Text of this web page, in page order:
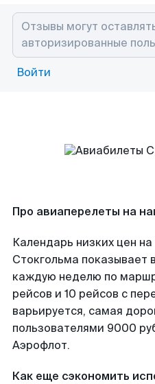
Войти
Про авиаперелеты на
Календарь низких цен
Стокгольма показывает
каждую неделю по
рейсов и 10 рейсов с
варьируется, самая
пользователями 9000
Аэрофлот.
Как еще сэкономить